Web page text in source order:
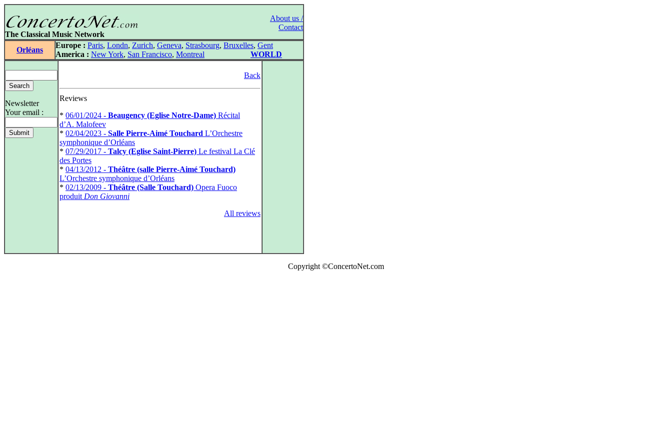
About us /
Contact
The Classical Music Network
Orléans
Europe : Paris, Londn, Zurich, Geneva, Strasbourg, Bruxelles, Gent
America : New York, San Francisco, Montreal WORLD
Newsletter
Your email :
Back
Reviews
* 06/01/2024 - Beaugency (Eglise Notre-Dame) Récital
d’A. Malofeev
* 02/04/2023 - Salle Pierre‑Aimé Touchard L’Orchestre
symphonique d’Orléans
* 07/29/2017 - Talcy (Eglise Saint-Pierre) Le festival La Clé
des Portes
* 04/13/2012 - Théâtre (salle Pierre-Aimé Touchard)
L’Orchestre symphonique d’Orléans
* 02/13/2009 - Théâtre (Salle Touchard) Opera Fuoco
produit Don Giovanni
All reviews
Copyright ©ConcertoNet.com